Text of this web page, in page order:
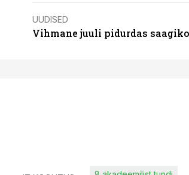
UUDISED
Vihmane juuli pidurdas